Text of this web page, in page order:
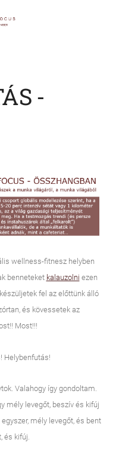
-
wellness-fitnesz helyben
benneteket kalauzolni ezen
fel az előttünk álló
és kövessetek az
Most!!!
Helybenfutás!
Valahogy így gondoltam.
mély levegőt, beszív és kifúj
mély levegőt, és bent
és kifúj.